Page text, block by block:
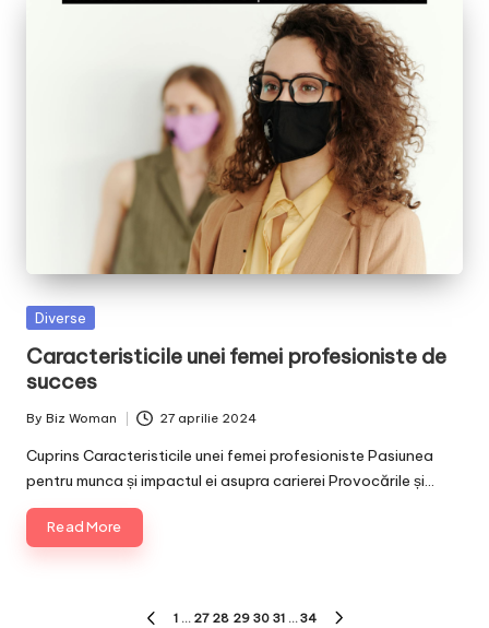
Posted
Diverse
Caracteristicile unei femei profesioniste de
succes
Posted
by
By Biz Woman 27 aprilie 2024
Cuprins Caracteristicile unei femei profesioniste Pasiunea
pentru munca și impactul ei asupra carierei Provocările și…
Read More
1 … 27 28 29 30 31 … 34